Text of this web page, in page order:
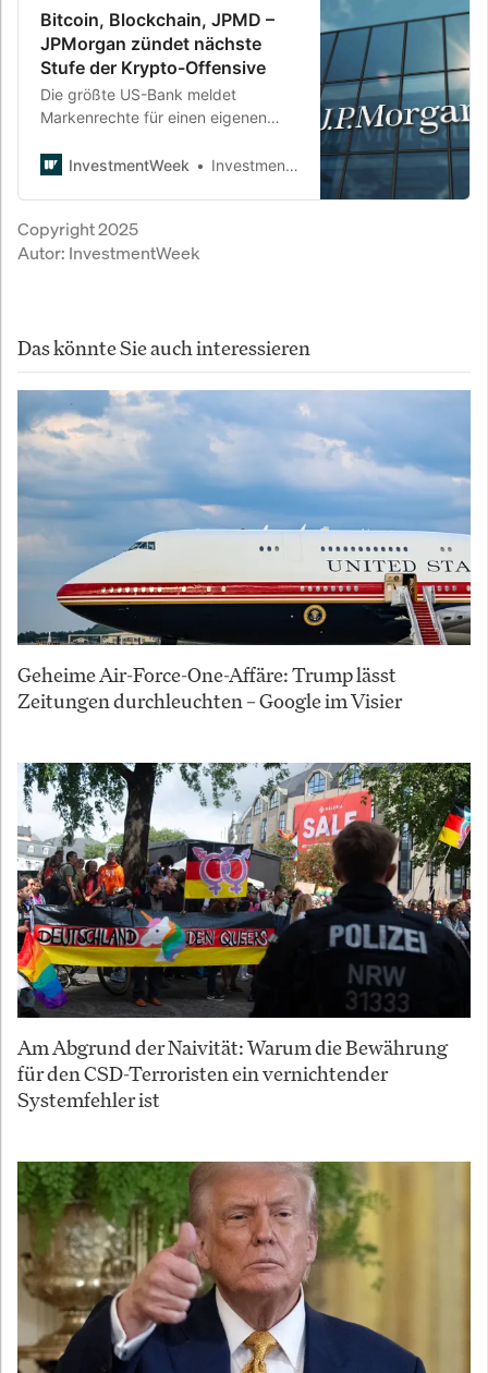
Bitcoin, Blockchain, JPMD –
JPMorgan zündet nächste
Stufe der Krypto-Offensive
Die größte US-Bank meldet
Markenrechte für einen eigenen
der unscheinbaren Bezeichnung
Kryptomarkt grundlegend
verändern könnte.
InvestmentWeek InvestmentWeek
Copyright 2025
Autor: InvestmentWeek
Das könnte Sie auch interessieren
Geheime Air-Force-One-Affäre: Trump lässt
Zeitungen durchleuchten – Google im Visier
Am Abgrund der Naivität: Warum die Bewährung
für den CSD-Terroristen ein vernichtender
Systemfehler ist